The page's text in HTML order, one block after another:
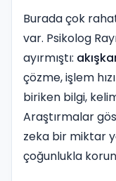
Burada çok
var. Psikolog
ayırmıştı:
çözme, işlem
biriken bilgi,
Araştırmalar
zeka bir miktar
çoğunlukla